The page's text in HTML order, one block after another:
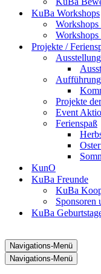
KuBa Workshops
Projekte /
Projekte
Event
Ferienspaß
KunO
KuBa Freunde
KuBa
Sponsoren
KuBa
Navigations-Menü
Navigations-Menü